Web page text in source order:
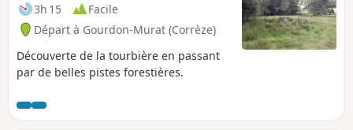
3h 15
Facile
Départ à Gourdon-Murat (Corrèze)
Découverte de la tourbière en passant
par de belles pistes forestières.